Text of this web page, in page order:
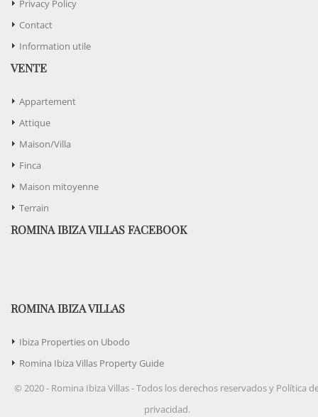
Privacy Policy
Contact
Information utile
VENTE
Appartement
Attique
Maison/Villa
Finca
Maison mitoyenne
Terrain
ROMINA IBIZA VILLAS FACEBOOK
ROMINA IBIZA VILLAS
Ibiza Properties on Ubodo
Romina Ibiza Villas Property Guide
© 2020 - Romina Ibiza Villas - Todos los derechos reservados y Política
privacidad.